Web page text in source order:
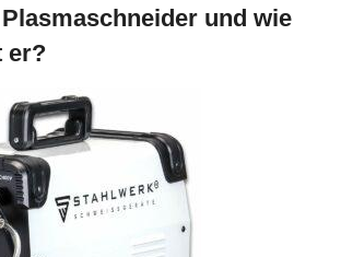
und wie
er?